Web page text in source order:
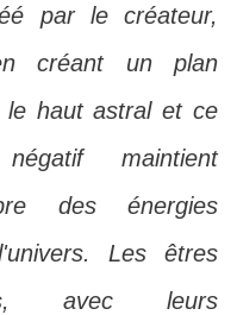
par le créateur,
créant un plan
le haut astral et ce
maintient
des énergies
Les êtres
avec leurs